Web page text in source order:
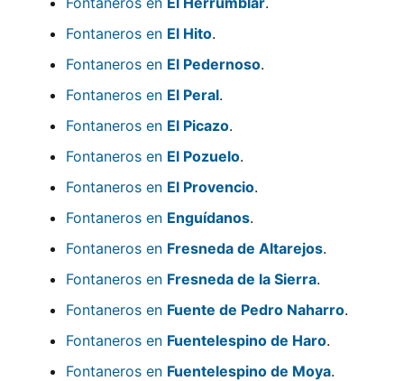
Fontaneros en El Hito.
Fontaneros en El Pedernoso.
Fontaneros en El Peral.
Fontaneros en El Picazo.
Fontaneros en El Pozuelo.
Fontaneros en El Provencio.
Fontaneros en Enguídanos.
Fontaneros en Fresneda de Altarejos.
Fontaneros en Fresneda de la Sierra.
Fontaneros en Fuente de Pedro Naharro.
Fontaneros en Fuentelespino de Haro.
Fontaneros en Fuentelespino de Moya.